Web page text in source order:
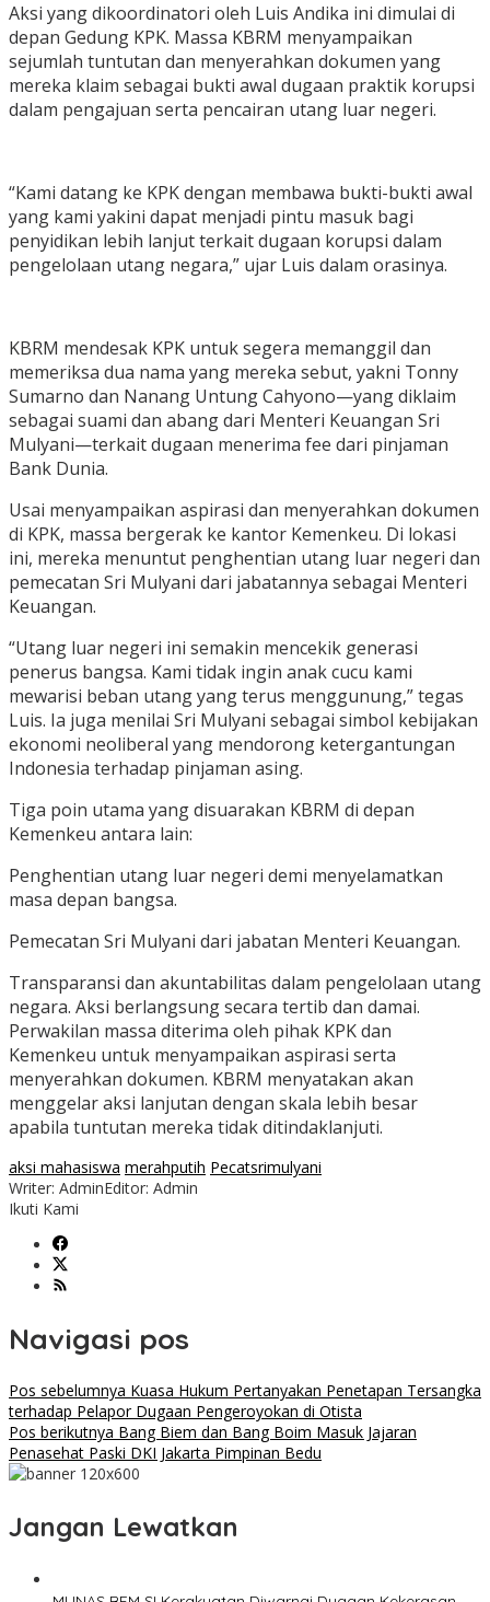
Aksi yang dikoordinatori oleh Luis Andika ini dimulai di
depan Gedung KPK. Massa KBRM menyampaikan
sejumlah tuntutan dan menyerahkan dokumen yang
mereka klaim sebagai bukti awal dugaan praktik korupsi
dalam pengajuan serta pencairan utang luar negeri.
“Kami datang ke KPK dengan membawa bukti-bukti awal
yang kami yakini dapat menjadi pintu masuk bagi
penyidikan lebih lanjut terkait dugaan korupsi dalam
pengelolaan utang negara,” ujar Luis dalam orasinya.
KBRM mendesak KPK untuk segera memanggil dan
memeriksa dua nama yang mereka sebut, yakni Tonny
Sumarno dan Nanang Untung Cahyono—yang diklaim
sebagai suami dan abang dari Menteri Keuangan Sri
Mulyani—terkait dugaan menerima fee dari pinjaman
Bank Dunia.
Usai menyampaikan aspirasi dan menyerahkan dokumen
di KPK, massa bergerak ke kantor Kemenkeu. Di lokasi
ini, mereka menuntut penghentian utang luar negeri dan
pemecatan Sri Mulyani dari jabatannya sebagai Menteri
Keuangan.
“Utang luar negeri ini semakin mencekik generasi
penerus bangsa. Kami tidak ingin anak cucu kami
mewarisi beban utang yang terus menggunung,” tegas
Luis. Ia juga menilai Sri Mulyani sebagai simbol kebijakan
ekonomi neoliberal yang mendorong ketergantungan
Indonesia terhadap pinjaman asing.
Tiga poin utama yang disuarakan KBRM di depan
Kemenkeu antara lain:
Penghentian utang luar negeri demi menyelamatkan
masa depan bangsa.
Pemecatan Sri Mulyani dari jabatan Menteri Keuangan.
Transparansi dan akuntabilitas dalam pengelolaan utang
negara. Aksi berlangsung secara tertib dan damai.
Perwakilan massa diterima oleh pihak KPK dan
Kemenkeu untuk menyampaikan aspirasi serta
menyerahkan dokumen. KBRM menyatakan akan
menggelar aksi lanjutan dengan skala lebih besar
apabila tuntutan mereka tidak ditindaklanjuti.
aksi mahasiswa merahputih Pecatsrimulyani
Writer: AdminEditor: Admin
Ikuti Kami
Navigasi pos
Pos sebelumnya Kuasa Hukum Pertanyakan Penetapan Tersangka
terhadap Pelapor Dugaan Pengeroyokan di Otista
Pos berikutnya Bang Biem dan Bang Boim Masuk Jajaran
Penasehat Paski DKI Jakarta Pimpinan Bedu
Jangan Lewatkan